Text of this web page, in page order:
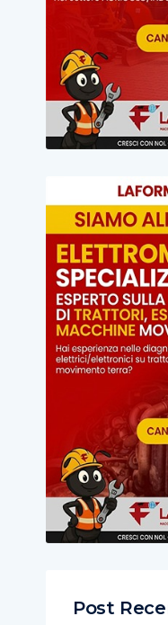
Post